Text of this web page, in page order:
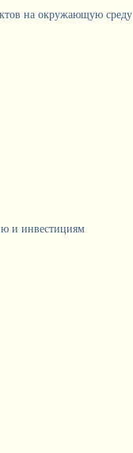
на окружающую среду
и инвестициям